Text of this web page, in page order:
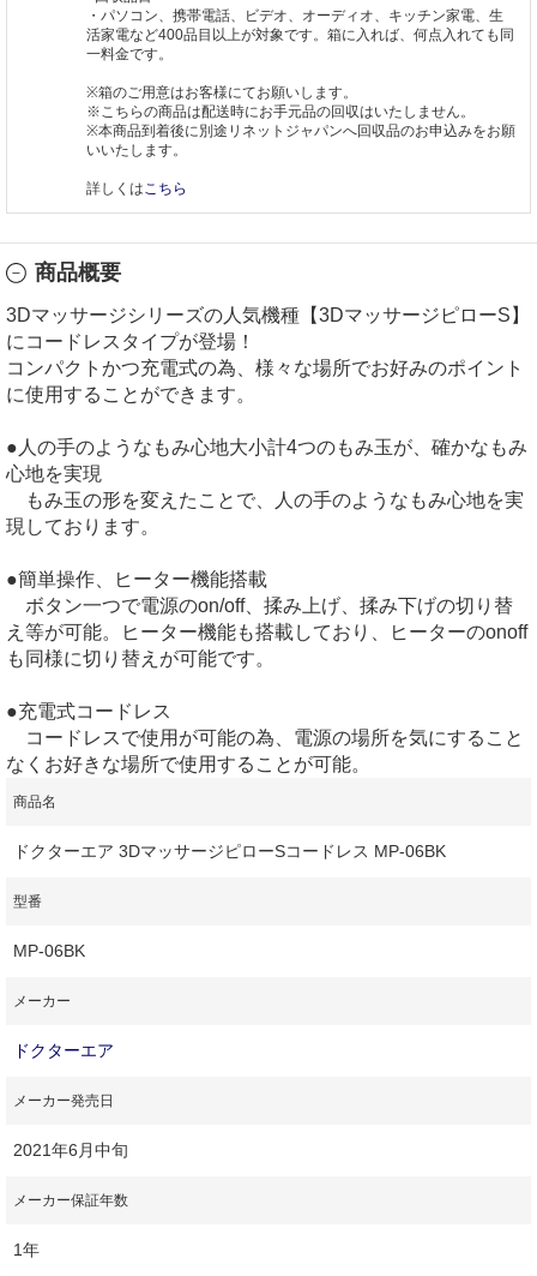
・パソコン、携帯電話、ビデオ、オーディオ、キッチン家電、生
活家電など400品目以上が対象です。箱に入れば、何点入れても同
一料金です。
※箱のご用意はお客様にてお願いします。
※こちらの商品は配送時にお手元品の回収はいたしません。
※本商品到着後に別途リネットジャパンへ回収品のお申込みをお願
いいたします。
詳しくはこちら
商品概要
3Dマッサージシリーズの人気機種【3DマッサージピローS】
にコードレスタイプが登場！
コンパクトかつ充電式の為、様々な場所でお好みのポイント
に使用することができます。
●人の手のようなもみ心地大小計4つのもみ玉が、確かなもみ
心地を実現
もみ玉の形を変えたことで、人の手のようなもみ心地を実
現しております。
●簡単操作、ヒーター機能搭載
ボタン一つで電源のon/off、揉み上げ、揉み下げの切り替
え等が可能。ヒーター機能も搭載しており、ヒーターのonoff
も同様に切り替えが可能です。
●充電式コードレス
コードレスで使用が可能の為、電源の場所を気にすること
なくお好きな場所で使用することが可能。
商品名
ドクターエア 3DマッサージピローSコードレス MP-06BK
型番
MP-06BK
メーカー
ドクターエア
メーカー発売日
2021年6月中旬
メーカー保証年数
1年